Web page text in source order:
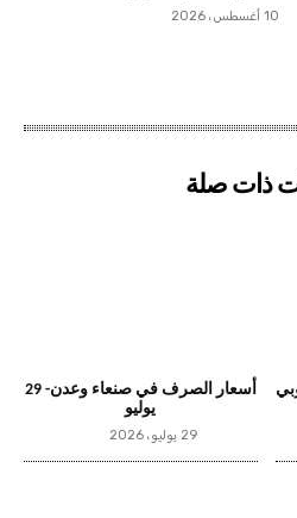
10 أغسطس، 2026
ذات صلة
أسعار الصرف في صنعاء وعدن- 29
يوليو
29 يوليو، 2026